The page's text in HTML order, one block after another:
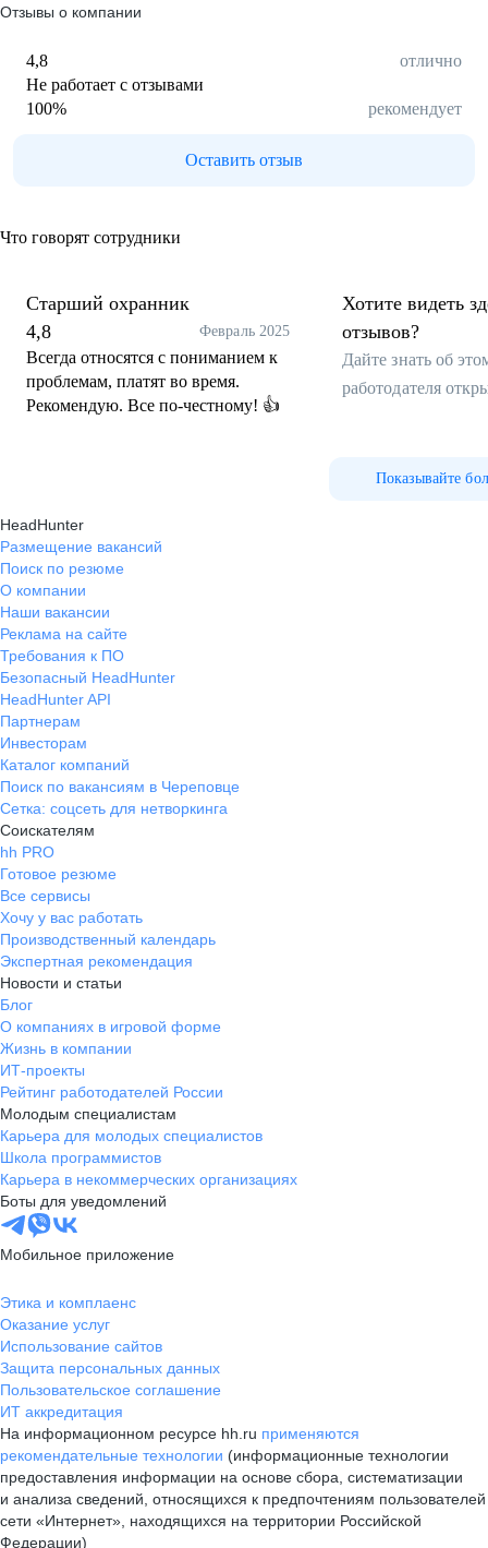
Отзывы о компании
4,8
отлично
Не работает с отзывами
100% рекомендует
Оставить отзыв
Что говорят сотрудники
Старший охранник
4,8
Февраль 2025
Всегда относятся с пониманием к
проблемам, платят во время.
Рекомендую. Все по-честному! 👍
Хотите видеть
отзывов?
Дайте знать об
работодателя
Показывайте
HeadHunter
Размещение вакансий
Поиск по резюме
О компании
Наши вакансии
Реклама на сайте
Требования к ПО
Безопасный HeadHunter
HeadHunter API
Партнерам
Инвесторам
Каталог компаний
Поиск по вакансиям в Череповце
Сетка: соцсеть для нетворкинга
Соискателям
hh PRO
Готовое резюме
Все сервисы
Хочу у вас работать
Производственный календарь
Экспертная рекомендация
Новости и статьи
Блог
О компаниях в игровой форме
Жизнь в компании
ИТ-проекты
Рейтинг работодателей России
Молодым специалистам
Карьера для молодых специалистов
Школа программистов
Карьера в некоммерческих организациях
Боты для уведомлений
Мобильное приложение
Этика и комплаенс
Оказание услуг
Использование сайтов
Защита персональных данных
Пользовательское соглашение
ИТ аккредитация
На информационном ресурсе hh.ru применяются
рекомендательные технологии (информационные технологии
предоставления информации на основе сбора, систематизации
и анализа сведений, относящихся к предпочтениям пользователей
сети «Интернет», находящихся на территории Российской
Федерации)